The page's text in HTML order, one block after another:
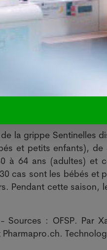
la grippe Sentinelles
et petits enfants),
à 64 ans (adultes) et
cas sont les bébés et
Pendant cette saison,
Sources : OFSP. Par